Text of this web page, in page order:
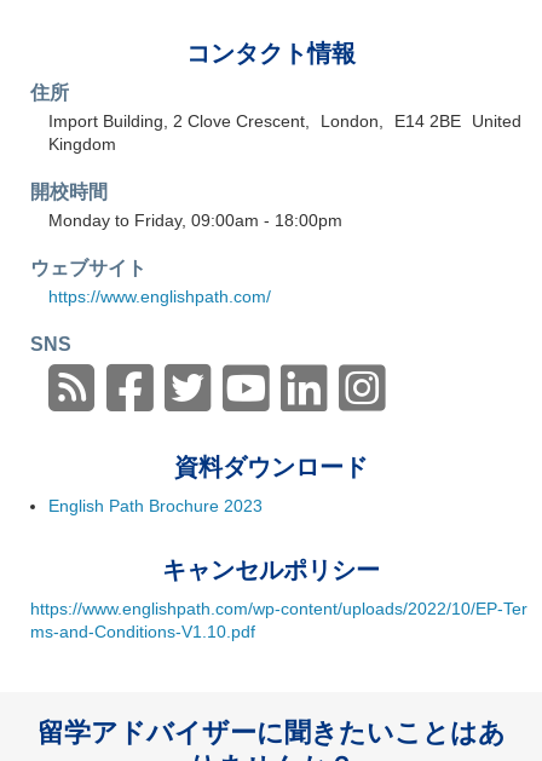
コンタクト情報
住所
Import Building, 2 Clove Crescent London E14 2BE
United
Kingdom
開校時間
Monday to Friday, 09:00am - 18:00pm
ウェブサイト
https://www.englishpath.com/
SNS
資料ダウンロード
English Path Brochure 2023
キャンセルポリシー
https://www.englishpath.com/wp-content/uploads/2022/10/EP-Ter
ms-and-Conditions-V1.10.pdf
留学アドバイザーに聞きたいことはあ